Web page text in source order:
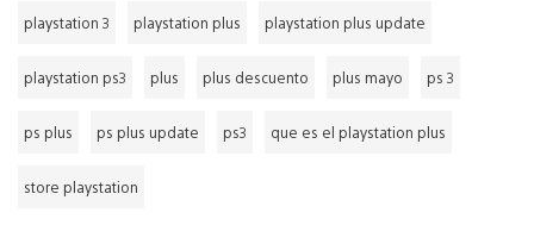
playstation 3 playstation plus playstation plus update
playstation ps3 plus plus descuento plus mayo ps 3
ps plus ps plus update ps3 que es el playstation plus
store playstation